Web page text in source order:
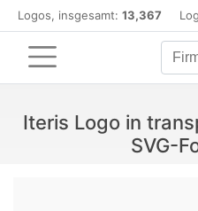
Logos, insgesamt: 13,367
Iteris Logo in
SVG-